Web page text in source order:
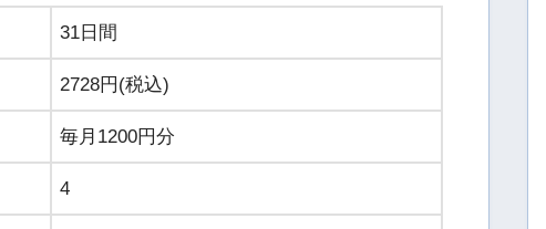
31日間
2728円(税込)
毎月1200円分
4